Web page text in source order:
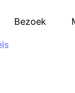
Bezoek